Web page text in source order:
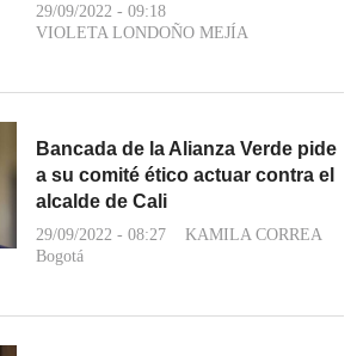
29/09/2022 - 09:18
VIOLETA LONDOÑO MEJÍA
Bancada de la Alianza Verde pide
a su comité ético actuar contra el
alcalde de Cali
29/09/2022 - 08:27
KAMILA CORREA
Bogotá